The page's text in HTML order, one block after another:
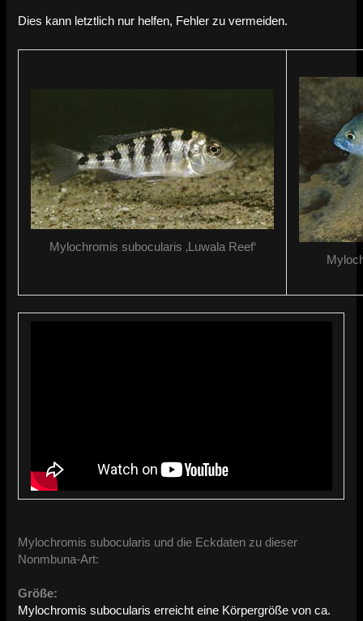
Dies kann letztlich nur helfen, Fehler zu vermeiden.
Mylochromis subocularis ‚Luwala Reef‘
Mylochromis subocularis und die Eckdaten zu dieser
Nonmbuna-Art:
Größe:
Mylochromis subocularis erreicht eine Körpergröße von ca.